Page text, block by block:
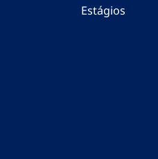
Estágios